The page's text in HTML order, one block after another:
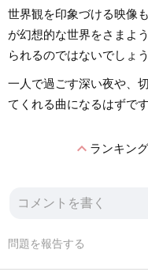
世界観を印象づける映像
が幻想的な世界をさまよ
られるのではないでしょう
一人で過ごす深い夜や、
てくれる曲になるはずです
expand_lessランキン
問題を報告する